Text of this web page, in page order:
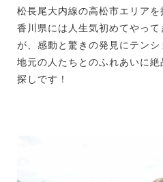
松長尾大内線の高松市エリアを
香川県には人生気初めてやっ
が、感動と驚きの発見にテンシ
地元の人たちとのふれあいに
探しです！